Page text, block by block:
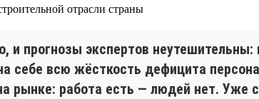
и прогнозы экспертов неутешительны:
всю жёсткость дефицита
рынке: работа есть — людей нет. Уже